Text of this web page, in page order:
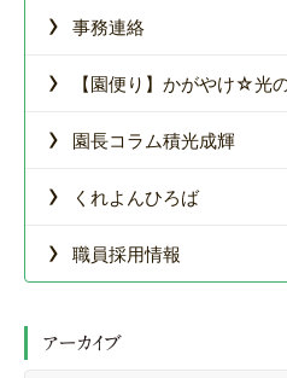
› 事務連絡
› 【園便り】かがやけ☆光
› 園長コラム積光成輝
› くれよんひろば
› 職員採用情報
アーカイブ